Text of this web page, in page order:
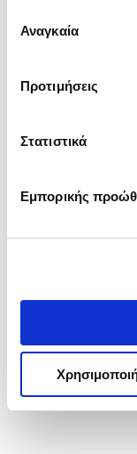
ενδιαφέρουν και
συγκατάθεσης
Αναγκαία
Προτιμήσεις
Στατιστικά
Εμπορικής